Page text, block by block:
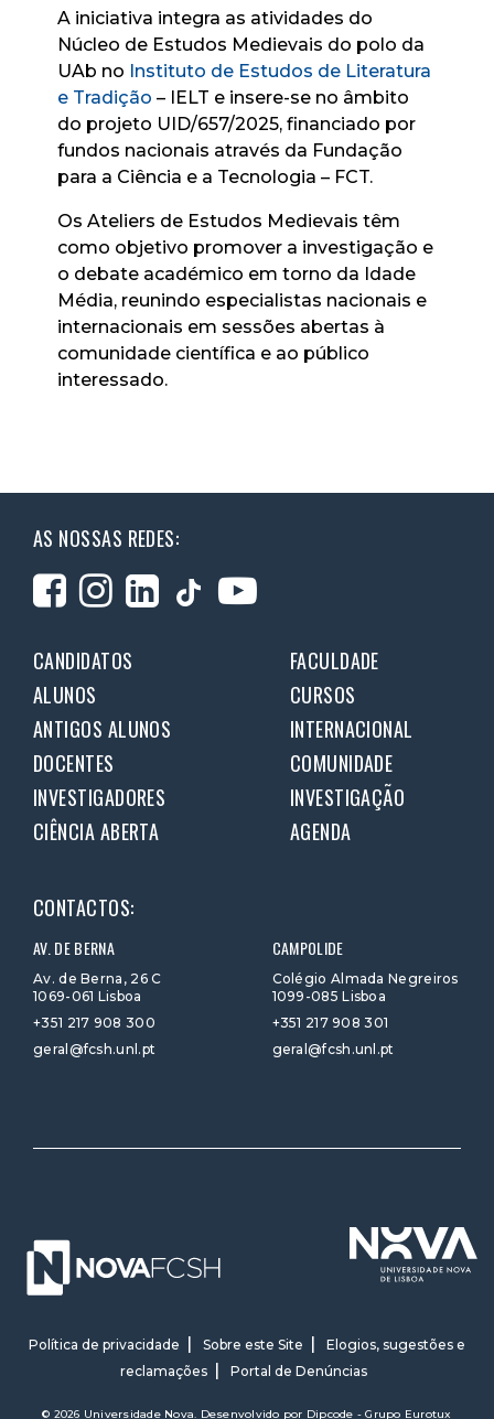
A iniciativa integra as atividades do
Núcleo de Estudos Medievais do polo da
UAb no Instituto de Estudos de Literatura
e Tradição – IELT e insere-se no âmbito
do projeto UID/657/2025, financiado por
fundos nacionais através da Fundação
para a Ciência e a Tecnologia – FCT.
Os Ateliers de Estudos Medievais têm
como objetivo promover a investigação e
o debate académico em torno da Idade
Média, reunindo especialistas nacionais e
internacionais em sessões abertas à
comunidade científica e ao público
interessado.
AS NOSSAS REDES:
CANDIDATOS
FACULDADE
ALUNOS
CURSOS
ANTIGOS ALUNOS
INTERNACIONAL
DOCENTES
COMUNIDADE
INVESTIGADORES
INVESTIGAÇÃO
CIÊNCIA ABERTA
AGENDA
CONTACTOS:
AV. DE BERNA
Av. de Berna, 26 C
1069-061 Lisboa
+351 217 908 300
geral@fcsh.unl.pt
CAMPOLIDE
Colégio Almada Negreiros
1099-085 Lisboa
+351 217 908 301
geral@fcsh.unl.pt
Política de privacidade Sobre este Site
Elogios, sugestões e
reclamações
Portal de Denúncias
© 2026 Universidade Nova. Desenvolvido por Dipcode - Grupo Eurotux